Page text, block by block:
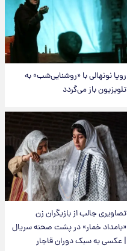
رویا نونهالی با «روشنایی‌شب» به
تلویزیون باز می‌گردد
تصاویری جالب از بازیگران زن
«بامداد خمار» در پشت صحنه سریال
| عکسی به سبک دوران قاجار